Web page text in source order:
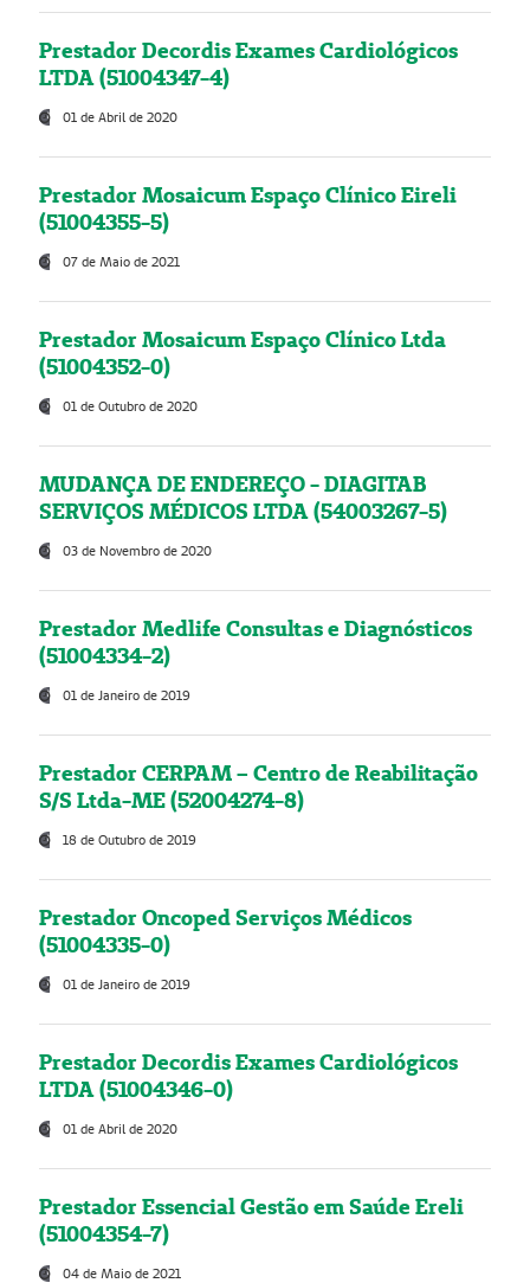
Prestador Decordis Exames Cardiológicos
LTDA (51004347-4)
01 de Abril de 2020
Prestador Mosaicum Espaço Clínico Eireli
(51004355-5)
07 de Maio de 2021
Prestador Mosaicum Espaço Clínico Ltda
(51004352-0)
01 de Outubro de 2020
MUDANÇA DE ENDEREÇO - DIAGITAB
SERVIÇOS MÉDICOS LTDA (54003267-5)
03 de Novembro de 2020
Prestador Medlife Consultas e Diagnósticos
(51004334-2)
01 de Janeiro de 2019
Prestador CERPAM – Centro de Reabilitação
S/S Ltda-ME (52004274-8)
18 de Outubro de 2019
Prestador Oncoped Serviços Médicos
(51004335-0)
01 de Janeiro de 2019
Prestador Decordis Exames Cardiológicos
LTDA (51004346-0)
01 de Abril de 2020
Prestador Essencial Gestão em Saúde Ereli
(51004354-7)
04 de Maio de 2021